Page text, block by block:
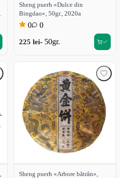
Sheng puerh «Dulce din
Bingdao», 50gr., 2020a
0 0
225 lei- 50gr.
Sheng puerh «Arbore bătrân»,